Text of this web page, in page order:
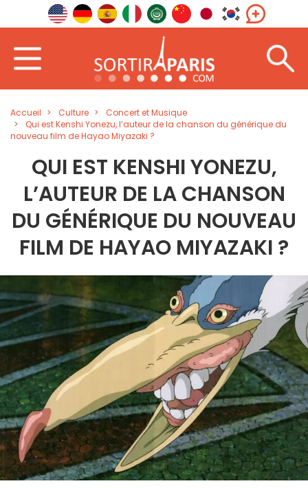
Accueil Culture
Concert et Musique
Qui est Kenshi Yonezu, l’auteur de la chanson du générique du
nouveau film de Hayao Miyazaki ?
QUI EST KENSHI YONEZU,
L’AUTEUR DE LA CHANSON
DU GÉNÉRIQUE DU NOUVEAU
FILM DE HAYAO MIYAZAKI ?